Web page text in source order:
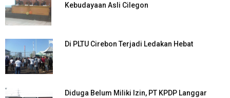
Kebudayaan Asli Cilegon
Di PLTU Cirebon Terjadi Ledakan Hebat
Diduga Belum Miliki Izin, PT KPDP Langgar